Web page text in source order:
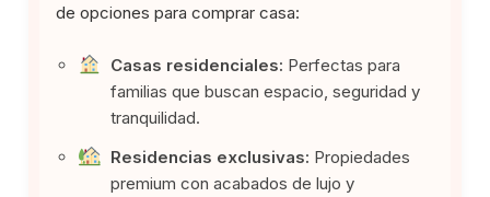
de opciones para comprar casa:
Casas residenciales: Perfectas para
familias que buscan espacio, seguridad y
tranquilidad.
Residencias exclusivas: Propiedades
premium con acabados de lujo y